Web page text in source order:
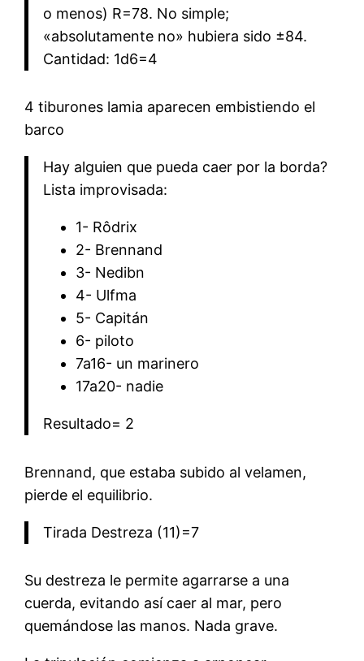
o menos) R=78. No simple;
«absolutamente no» hubiera sido ±84.
Cantidad: 1d6=4
4 tiburones lamia aparecen embistiendo el
barco
Hay alguien que pueda caer por la borda?
Lista improvisada:
1- Rôdrix
2- Brennand
3- Nedibn
4- Ulfma
5- Capitán
6- piloto
7a16- un marinero
17a20- nadie
Resultado= 2
Brennand, que estaba subido al velamen,
pierde el equilibrio.
Tirada Destreza (11)=7
Su destreza le permite agarrarse a una
cuerda, evitando así caer al mar, pero
quemándose las manos. Nada grave.